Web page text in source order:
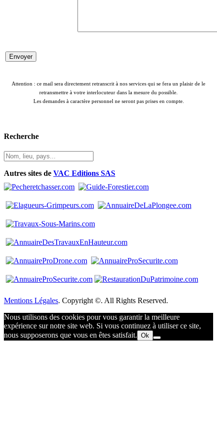
Attention : ce mail sera directement retranscrit à nos services qui se fera un plaisir de le
retransmettre à votre interlocuteur dans la mesure du possible.
Les demandes à caractère personnel ne seront pas prises en compte.
Recherche
Autres sites de VAC Editions SAS
Mentions Légales. Copyright ©. All Rights Reserved.
Nous utilisons des cookies pour vous garantir la meilleure
expérience sur notre site web. Si vous continuez à utiliser ce site,
nous supposerons que vous en êtes satisfait. Ok